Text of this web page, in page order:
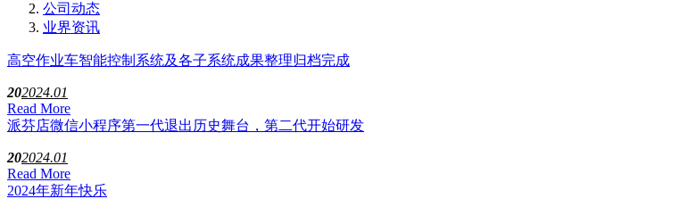
公司动态
业界资讯
高空作业车智能控制系统及各子系统成果整理归档完成
202024.01
Read More
派芬店微信小程序第一代退出历史舞台，第二代开始研发
202024.01
Read More
2024年新年快乐